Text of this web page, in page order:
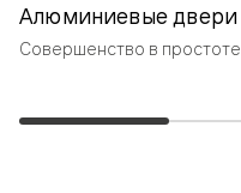
Алюминиевые двери
Совершенство в простоте